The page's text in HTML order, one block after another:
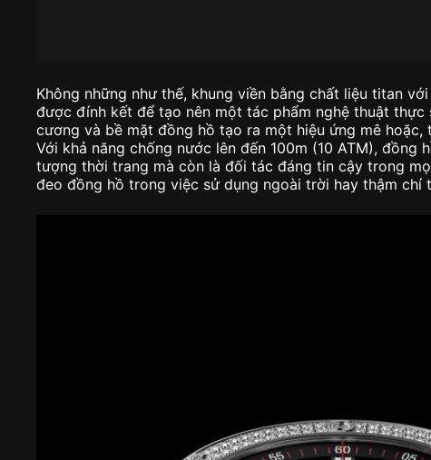
Không những như thế, khung viền bằng chất liệu titan
được đính kết để tạo nên một tác phẩm nghệ thuật thực
cương và bề mặt đồng hồ tạo ra một hiệu ứng mê hoặc,
Với khả năng chống nước lên đến 100m (10 ATM), đồng
tượng thời trang mà còn là đối tác đáng tin cậy trong
đeo đồng hồ trong việc sử dụng ngoài trời hay thậm chí